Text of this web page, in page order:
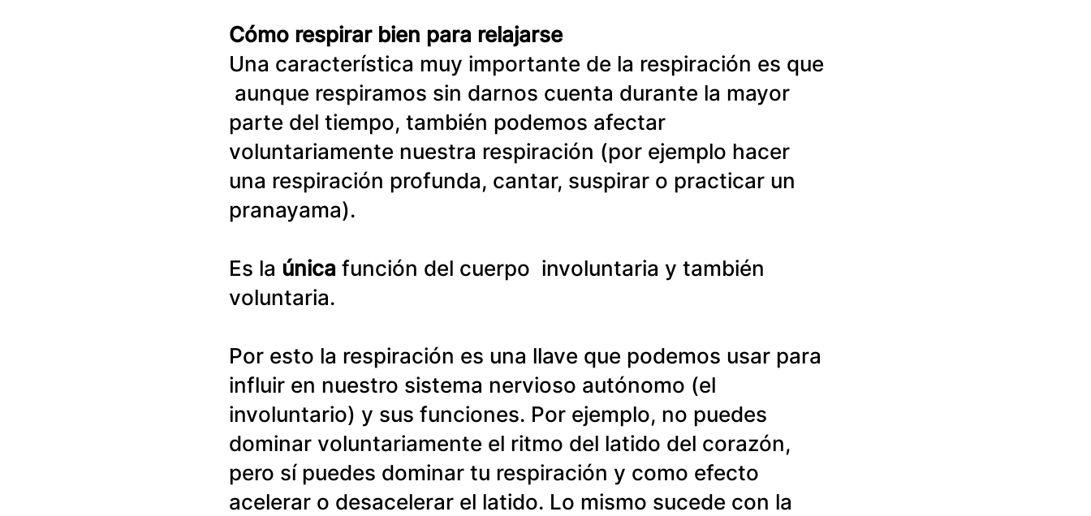
Cómo respirar bien para relajarse
Una característica muy importante de la respiración es que
aunque respiramos sin darnos cuenta durante la mayor
parte del tiempo, también podemos afectar
voluntariamente nuestra respiración (por ejemplo hacer
una respiración profunda, cantar, suspirar o practicar un
pranayama).
Es la única función del cuerpo  involuntaria y también
voluntaria.
Por esto la respiración es una llave que podemos usar para
influir en nuestro sistema nervioso autónomo (el
involuntario) y sus funciones. Por ejemplo, no puedes
dominar voluntariamente el ritmo del latido del corazón,
pero sí puedes dominar tu respiración y como efecto
acelerar o desacelerar el latido. Lo mismo sucede con la